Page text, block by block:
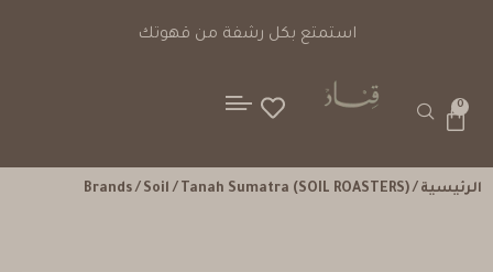
استمتع بكل رشفة من قهوتك
0
الرئيسية /
Brands/ Soil / Tanah Sumatra (SOIL ROASTERS)